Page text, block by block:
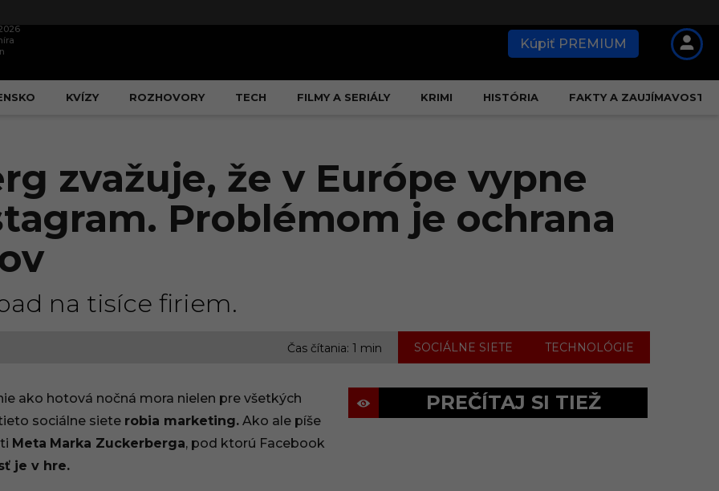
Kúpiť PREMIUM
KVÍZY ROZHOVORY TECH FILMY A SERIÁLY KRIMI HISTÓRIA FAKTY A ZAUJÍMAVOSTI
zvažuje, že v Európe vypne
Problémom je ochrana
na tisíce firiem.
Čas čítania: 1 min SOCIÁLNE SIETE TECHNOLÓGIE
ako hotová nočná mora nielen pre všetkých
sociálne siete robia marketing. Ako ale píše
Meta Marka Zuckerberga, pod ktorú Facebook
je v hre.
PREČÍTAJ SI TIEŽ